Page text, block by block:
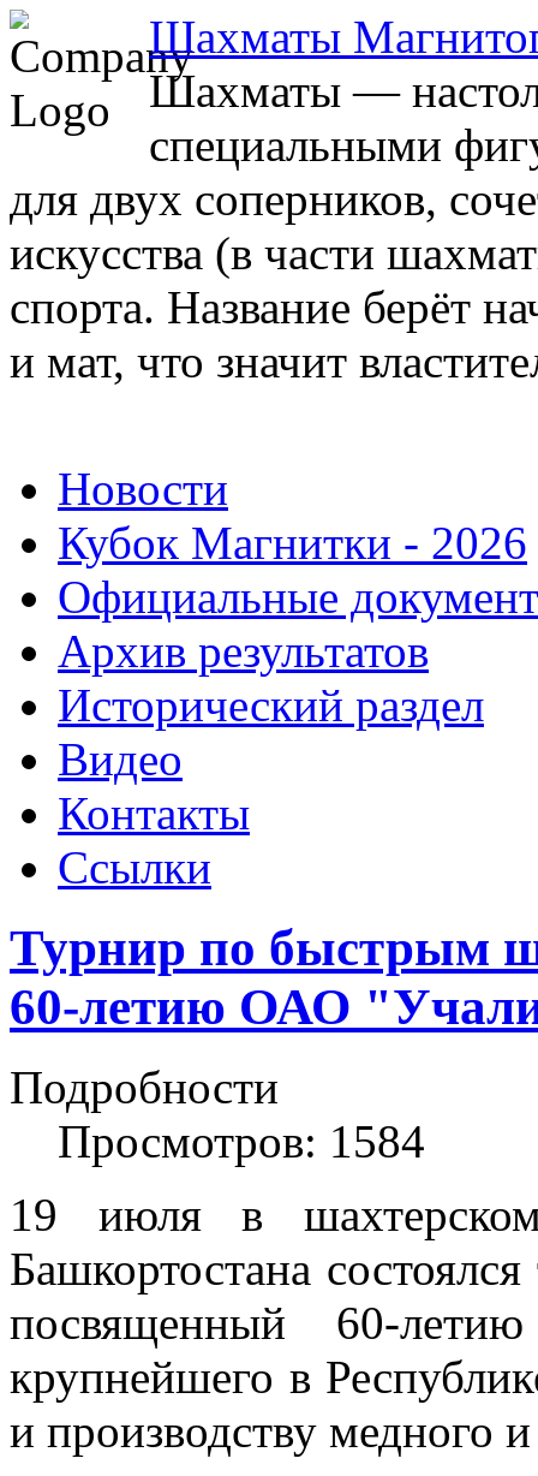
Шахматы
Шахматы —
специальными
для двух соперников,
искусства (в части
спорта. Название берёт
и мат, что значит
Новости
Кубок Магнитки - 2026
Официальные
Архив результатов
Исторический раздел
Видео
Контакты
Ссылки
Турнир по быстрым
60-летию ОАО
Подробности
Просмотров: 1584
19 июля в
Башкортостана
посвященный 60-
крупнейшего в
и производству медного